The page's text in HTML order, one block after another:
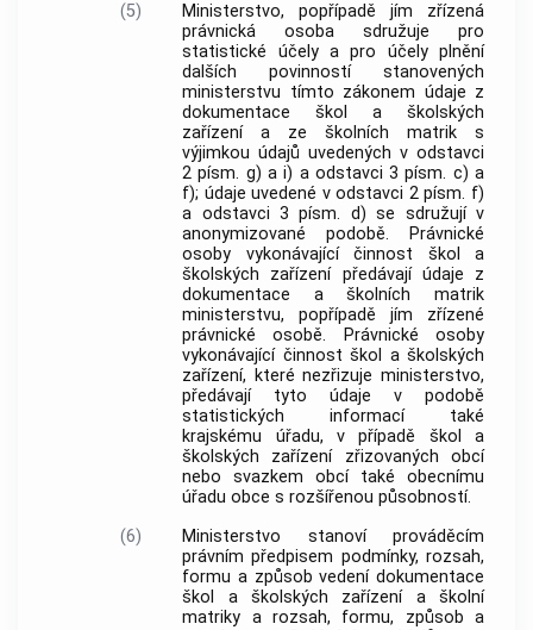
(5)
Ministerstvo, popřípadě jím zřízená
právnická osoba sdružuje pro
statistické účely a pro účely plnění
dalších povinností stanovených
ministerstvu tímto zákonem údaje z
dokumentace škol a školských
zařízení a ze školních matrik s
výjimkou údajů uvedených v odstavci
2 písm. g) a i) a odstavci 3 písm. c) a
f); údaje uvedené v odstavci 2 písm. f)
a odstavci 3 písm. d) se sdružují v
anonymizované podobě. Právnické
osoby vykonávající činnost škol a
školských zařízení předávají údaje z
dokumentace a školních matrik
ministerstvu, popřípadě jím zřízené
právnické osobě. Právnické osoby
vykonávající činnost škol a školských
zařízení, které nezřizuje ministerstvo,
předávají tyto údaje v podobě
statistických informací také
krajskému úřadu, v případě škol a
školských zařízení zřizovaných obcí
nebo svazkem obcí také obecnímu
úřadu obce s rozšířenou působností.
(6)
Ministerstvo stanoví prováděcím
právním předpisem podmínky, rozsah,
formu a způsob vedení dokumentace
škol a školských zařízení a školní
matriky a rozsah, formu, způsob a